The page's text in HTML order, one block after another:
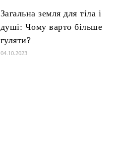
Загальна земля для тіла і
душі: Чому варто більше
гуляти?
04.10.2023